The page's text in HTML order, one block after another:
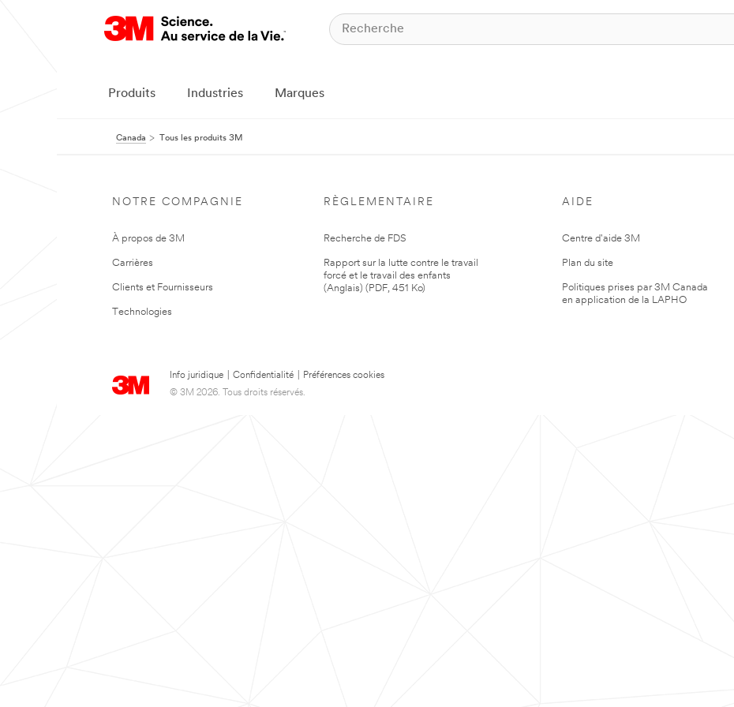
Produits Industries Marques
Canada Tous les produits 3M
NOTRE COMPAGNIE
À propos de 3M
Carrières
Clients et Fournisseurs
Technologies
RÈGLEMENTAIRE
Recherche de FDS
Rapport sur la lutte contre le travail
forcé et le travail des enfants
(Anglais) (PDF, 451 Ko)
AIDE
Centre d'aide 3M
Plan du site
Politiques prises par 3M Canada
en application de la LAPHO
Info juridique Confidentialité
Préférences cookies
© 3M 2026. Tous droits réservés.